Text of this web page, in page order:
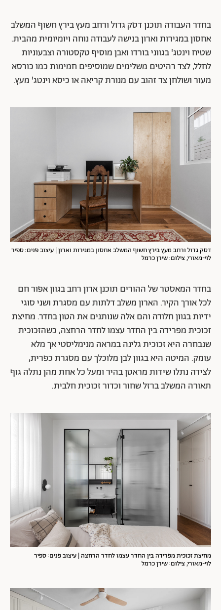
בחדר העבודה תוכנן דסק גדול ורחב מעץ בירץ חשוף המשלב
אחסון במגירות וארון בנישה לעבודה נוחה ויומיומית מהבית.
שטיח וינטג' בגווני בורדו ואבן מוסיף טקסטורה וצבעוניות
לחלל, לצד רהיטים משלימים שמוסיפים חמימות כמו כורסא
מעור ושולחן צד זהוב עם מנורת קריאה או כיסא וינטג' מעץ.
דסק גדול ורחב מעץ בירץ חשוף המשלב אחסון במגירות וארון| עיצוב פנים: ספיר
לוי-מאורי, צילום: שירן כרמל
בחדר המאסטר של ההורים תוכנן ארון רחב בגוון אפור חם
לכל אורך הקיר. הארון משלב דלתות עם מסגרת ושני סוגי
ידיות בגוון חלודה והם אלה שנותנים את הטון בחדר. מחיצת
זכוכית מפרידה בין החדר עצמו לחדר הרחצה, כשהזכוכית
שנבחרה היא זכוכית גלינה במראה מנימליסטי אך מלא
עומק. המיטה היא בגוון לבן מלוכלך עם מסגרת כפרית,
לצידה נתלו שידות מראטן בהיר ומעל כל אחת מהן נתלה גוף
תאורה המשלב ברזל שחור וכדור זכוכית חלבית.
מחיצת זכוכית מפרידה בין החדר עצמו לחדר הרחצה| עיצוב פנים: ספיר
לוי-מאורי, צילום: שירן כרמל